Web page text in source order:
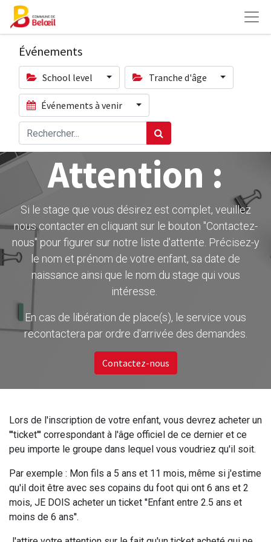
Événements
School level Tranche d'âge
Événements à venir
Attention :
Si le stage que vous désirez est complet, veuillez
nous contacter en cliquant sur le bouton ''Contactez-
nous" pour figurer sur notre liste d'attente. Précisez-y
le nom et prénom de votre enfant, sa date de
naissance ainsi que le nom du stage qui vous
intéresse.
En cas de libération de place(s), le service vous
recontactera par ordre d'arrivée des demandes.
Contactez-nous
Lors de l'inscription de votre enfant, vous devrez acheter un
'''ticket''' correspondant à l'âge officiel de ce dernier et ce
peu importe le groupe dans lequel vous voudriez qu'il soit.
Par exemple : Mon fils a 5 ans et 11 mois, même si j'estime
qu'il doit être avec ses copains du foot qui ont 6 ans et 2
mois, JE DOIS acheter un ticket ''Enfant entre 2.5 ans et
moins de 6 ans''.